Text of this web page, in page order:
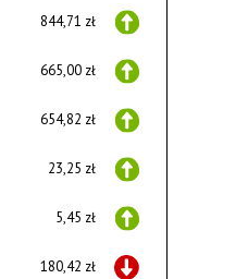
844,71 zł
665,00 zł
654,82 zł
23,25 zł
5,45 zł
180,42 zł